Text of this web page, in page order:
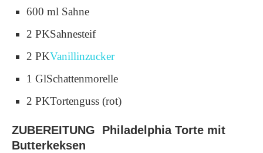
600 ml Sahne
2 PKSahnesteif
2 PKVanillinzucker
1 GlSchattenmorelle
2 PKTortenguss (rot)
ZUBEREITUNG Philadelphia Torte mit
Butterkeksen